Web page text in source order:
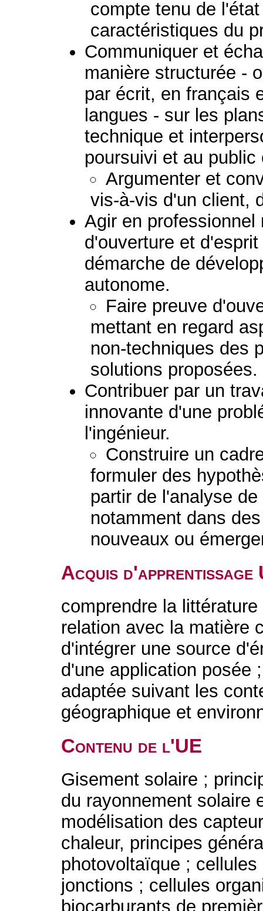
compte tenu de
caractéristiques du
Communiquer et
manière structurée -
par écrit, en français
langues - sur les
technique et
poursuivi et au public
Argumenter et
vis-à-vis d'un client,
Agir en
d'ouverture et
démarche de
autonome.
Faire preuve
mettant en regard
non-techniques des
solutions proposées.
Contribuer par un
innovante d'une
l'ingénieur.
Construire un
formuler des
partir de l'analyse
notamment dans
nouveaux ou
Acquis d'apprentissage
comprendre la
relation avec la matière
d'intégrer une source
d'une application posée
adaptée suivant les
géographique et
Contenu de l'UE
Gisement solaire ;
du rayonnement solaire
modélisation des
chaleur, principes
photovoltaïque ;
jonctions ; cellules
biocarburants de